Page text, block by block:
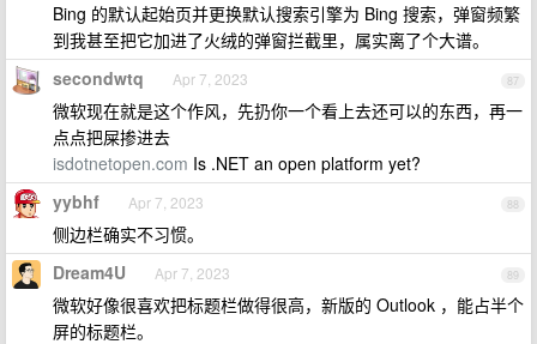
Bing 的默认起始页并更换默认搜索引擎为 Bing 搜索，弹窗频繁
到我甚至把它加进了火绒的弹窗拦截里，属实离了个大谱。
87
secondwtq Apr 7, 2023
微软现在就是这个作风，先扔你一个看上去还可以的东西，再一
点点把屎掺进去
isdotnetopen.com Is .NET an open platform yet?
88
yybhf Apr 7, 2023
侧边栏确实不习惯。
89
Dream4U Apr 7, 2023
微软好像很喜欢把标题栏做得很高，新版的 Outlook ，能占半个
屏的标题栏。